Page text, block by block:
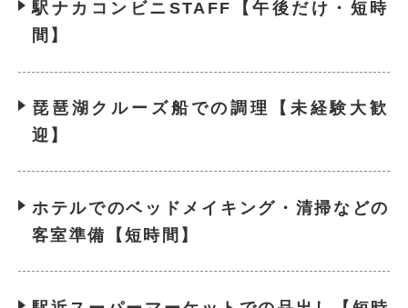
駅ナカコンビニSTAFF【午後だけ・短時
間】
琵琶湖クルーズ船での調理【未経験大歓
迎】
ホテルでのベッドメイキング・清掃などの
客室準備【短時間】